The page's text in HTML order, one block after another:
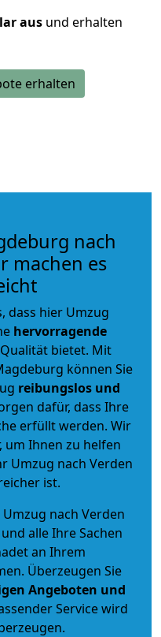
aus und erhalten
erhalten
nach
machen es
dass hier Umzug
hervorragende
bietet. Mit
können Sie
reibungslos und
dafür, dass Ihre
erfüllt werden. Wir
um Ihnen zu helfen
Umzug nach Verden
ist.
nach Verden
alle Ihre Sachen
an Ihrem
Überzeugen Sie
Angeboten und
Service wird